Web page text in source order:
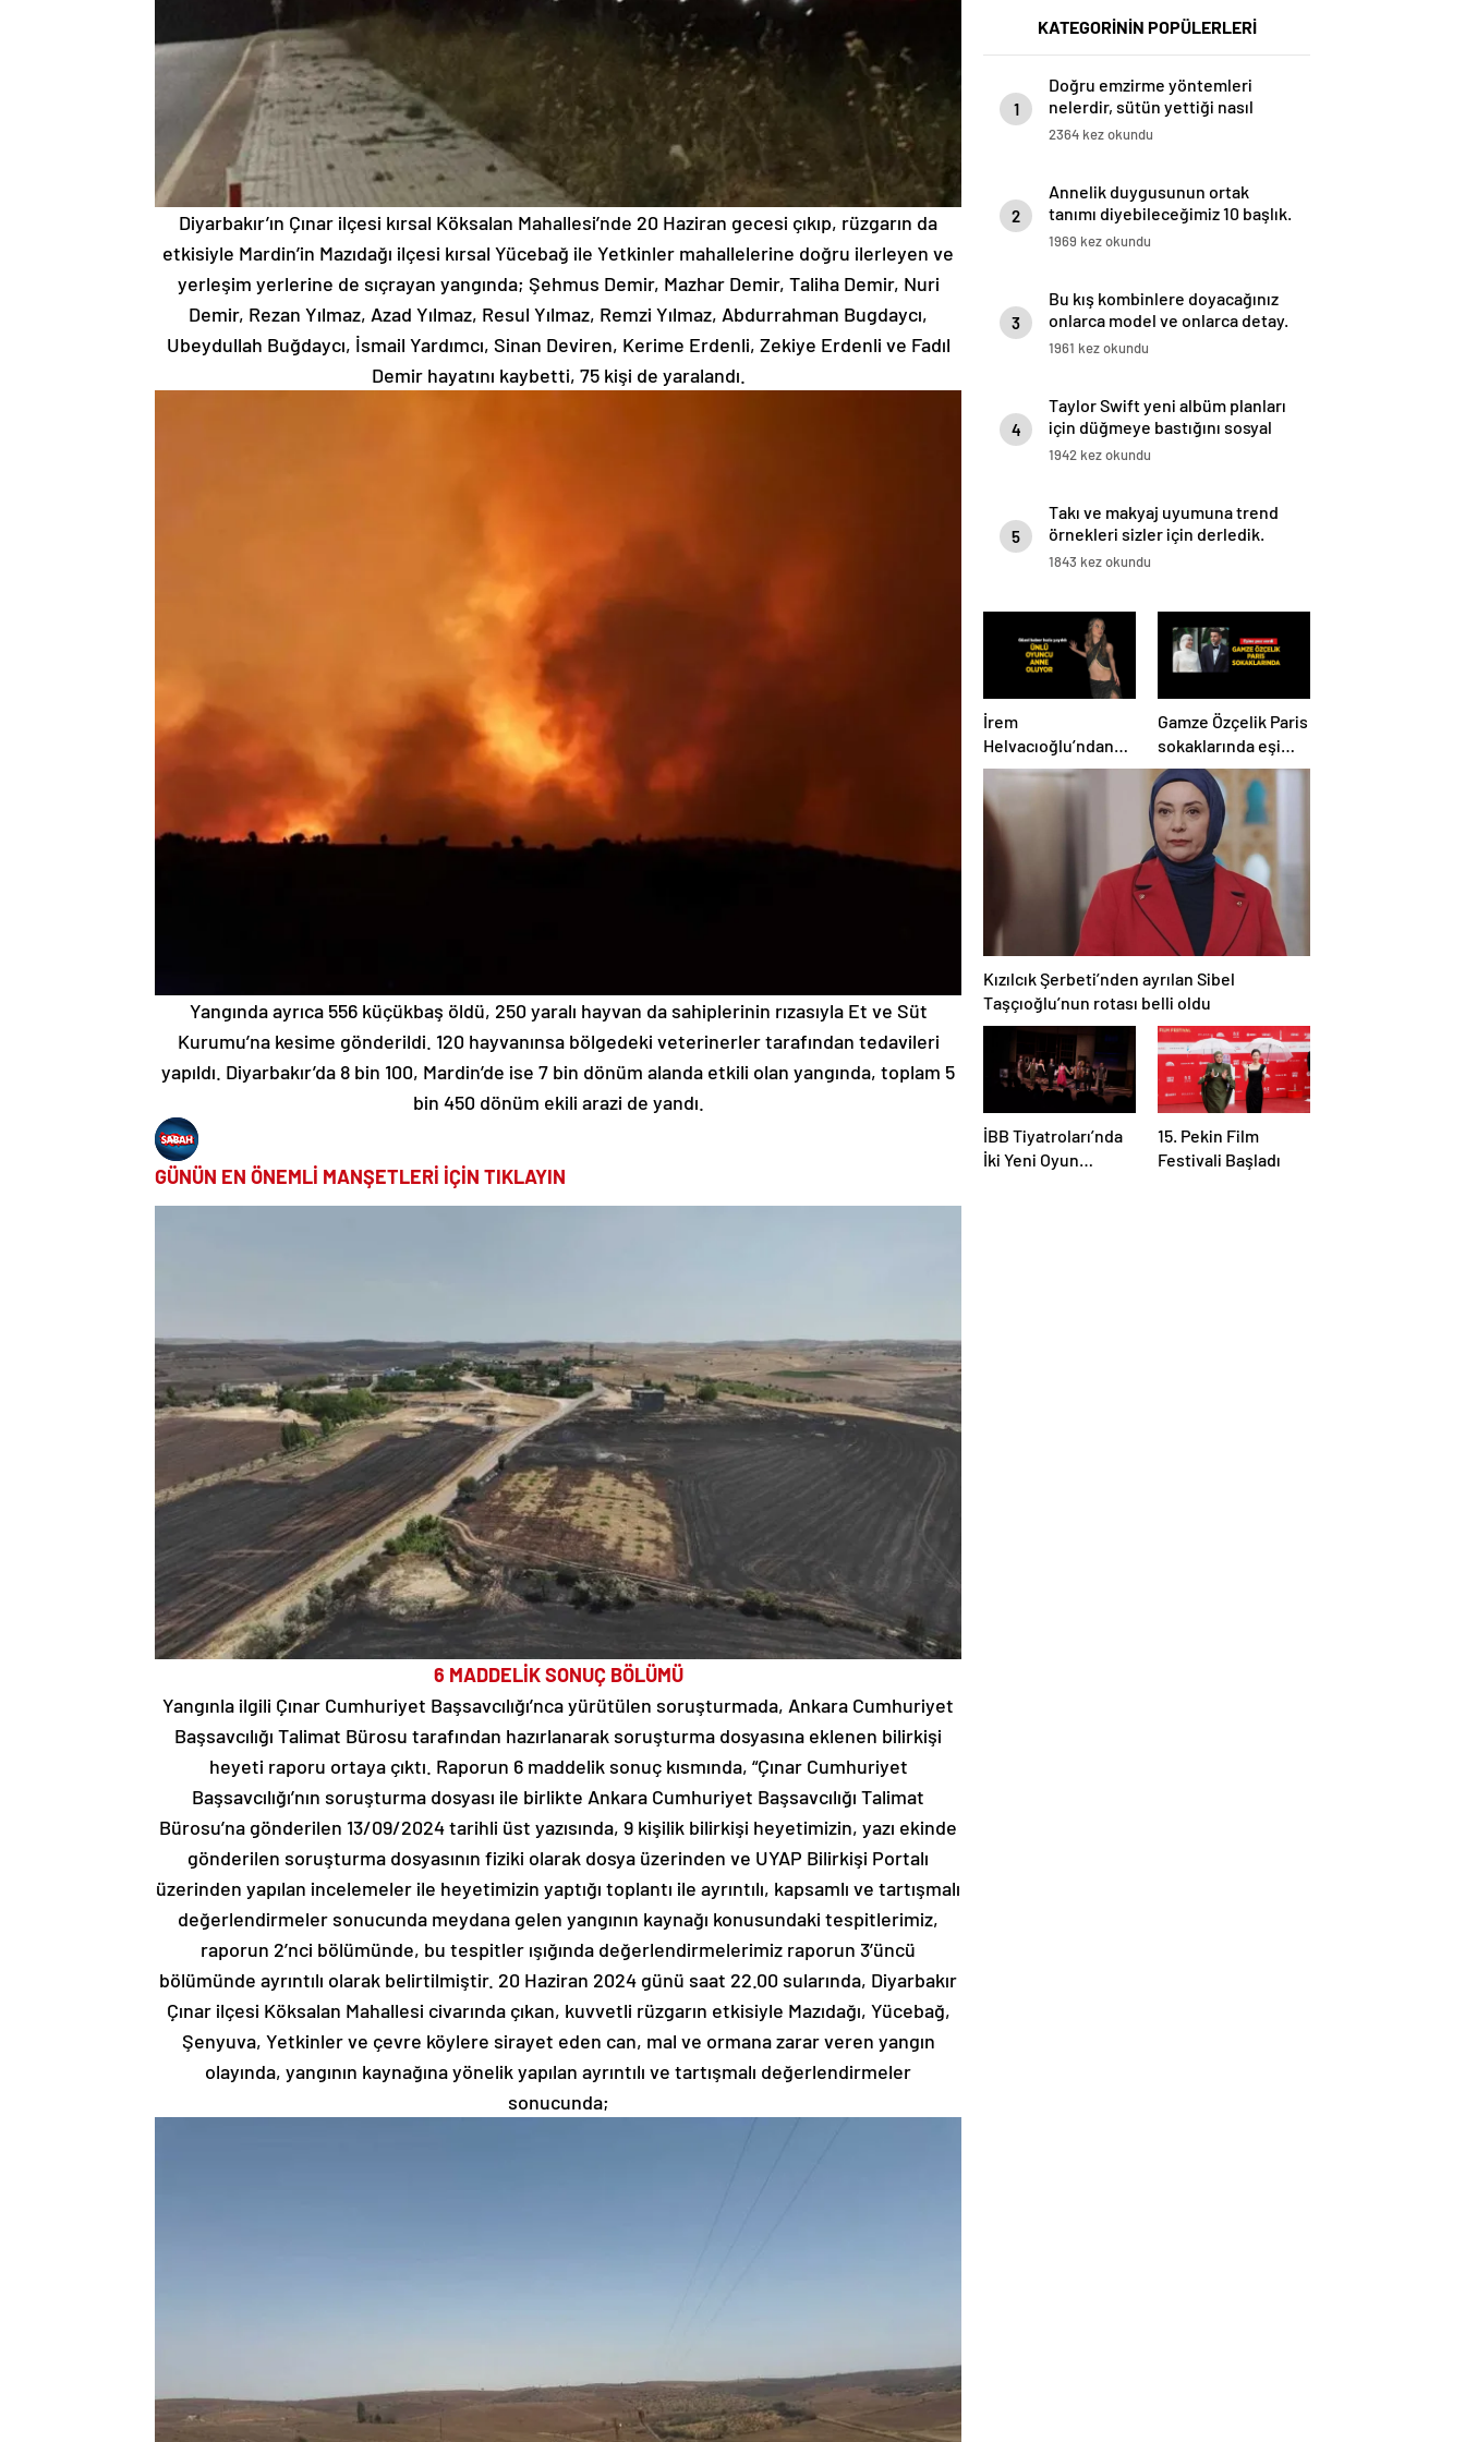
Diyarbakır’ın Çınar ilçesi kırsal Köksalan Mahallesi’nde 20 Haziran gecesi çıkıp, rüzgarın da
etkisiyle Mardin’in Mazıdağı ilçesi kırsal Yücebağ ile Yetkinler mahallelerine doğru ilerleyen ve
yerleşim yerlerine de sıçrayan yangında; Şehmus Demir, Mazhar Demir, Taliha Demir, Nuri
Demir, Rezan Yılmaz, Azad Yılmaz, Resul Yılmaz, Remzi Yılmaz, Abdurrahman Bugdaycı,
Ubeydullah Buğdaycı, İsmail Yardımcı, Sinan Deviren, Kerime Erdenli, Zekiye Erdenli ve Fadıl
Demir hayatını kaybetti, 75 kişi de yaralandı.
Yangında ayrıca 556 küçükbaş öldü, 250 yaralı hayvan da sahiplerinin rızasıyla Et ve Süt
Kurumu’na kesime gönderildi. 120 hayvanınsa bölgedeki veterinerler tarafından tedavileri
yapıldı. Diyarbakır’da 8 bin 100, Mardin’de ise 7 bin dönüm alanda etkili olan yangında, toplam 5
bin 450 dönüm ekili arazi de yandı.
GÜNÜN EN ÖNEMLİ MANŞETLERİ İÇİN TIKLAYIN
6 MADDELİK SONUÇ BÖLÜMÜ
Yangınla ilgili Çınar Cumhuriyet Başsavcılığı’nca yürütülen soruşturmada, Ankara Cumhuriyet
Başsavcılığı Talimat Bürosu tarafından hazırlanarak soruşturma dosyasına eklenen bilirkişi
heyeti raporu ortaya çıktı. Raporun 6 maddelik sonuç kısmında, “Çınar Cumhuriyet
Başsavcılığı’nın soruşturma dosyası ile birlikte Ankara Cumhuriyet Başsavcılığı Talimat
Bürosu’na gönderilen 13/09/2024 tarihli üst yazısında, 9 kişilik bilirkişi heyetimizin, yazı ekinde
gönderilen soruşturma dosyasının fiziki olarak dosya üzerinden ve UYAP Bilirkişi Portalı
üzerinden yapılan incelemeler ile heyetimizin yaptığı toplantı ile ayrıntılı, kapsamlı ve tartışmalı
değerlendirmeler sonucunda meydana gelen yangının kaynağı konusundaki tespitlerimiz,
raporun 2’nci bölümünde, bu tespitler ışığında değerlendirmelerimiz raporun 3’üncü
bölümünde ayrıntılı olarak belirtilmiştir. 20 Haziran 2024 günü saat 22.00 sularında, Diyarbakır
Çınar ilçesi Köksalan Mahallesi civarında çıkan, kuvvetli rüzgarın etkisiyle Mazıdağı, Yücebağ,
Şenyuva, Yetkinler ve çevre köylere sirayet eden can, mal ve ormana zarar veren yangın
olayında, yangının kaynağına yönelik yapılan ayrıntılı ve tartışmalı değerlendirmeler
sonucunda;
1
nelerdir, sütün yettiği nasıl
anlaşılır?
2364 kez okundu
2
tanımı diyebileceğimiz 10 başlık.
1969 kez okundu
3
onlarca model ve onlarca detay.
1961 kez okundu
4
için düğmeye bastığını sosyal
medyadan duyurdu!
1942 kez okundu
5
örnekleri sizler için derledik.
1843 kez okundu
İrem
Helvacıoğlu’ndan
sevindiren haber! 3
aylık hamile
Gamze Özçelik Paris
sokaklarında eşi
Reshad Strik’e poz
verdi
Kızılcık Şerbeti’nden ayrılan Sibel
Taşçıoğlu’nun rotası belli oldu
İBB Tiyatroları’nda
İki Yeni Oyun
Prömiyer Yaptı
15. Pekin Film
Festivali Başladı